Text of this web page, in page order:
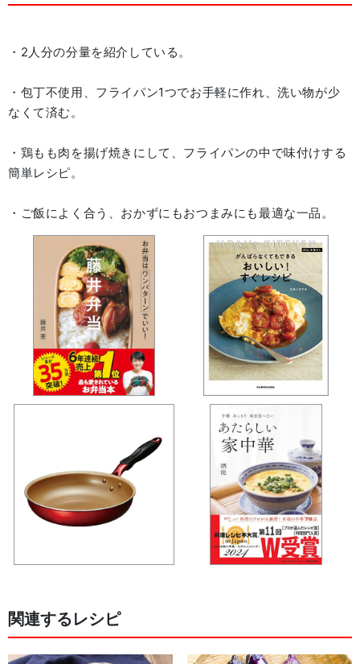
・2人分の分量を紹介している。
・包丁不使用、フライパン1つでお手軽に作れ、洗い物が少
なくて済む。
・鶏もも肉を揚げ焼きにして、フライパンの中で味付けする
簡単レシピ。
関連するレシピ